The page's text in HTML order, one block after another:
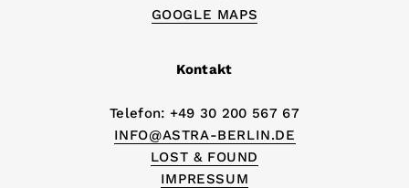
GOOGLE MAPS
Kontakt
Telefon: +49 30 200 567 67
INFO@ASTRA-BERLIN.DE
LOST & FOUND
IMPRESSUM